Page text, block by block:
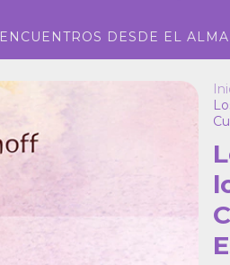
ENCUENTROS DESDE EL ALMA